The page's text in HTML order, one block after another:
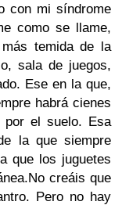
con mi síndrome
como se llame,
temida de la
sala de juegos,
Ese en la que,
habrá cienes
por el suelo. Esa
la que siempre
que los juguetes
creáis que
Pero no hay